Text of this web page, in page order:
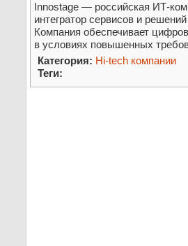
Innostage — российская ИТ-
интегратор сервисов и
Компания обеспечивает
в условиях повышенных
Категория: Hi-tech компании
Теги: